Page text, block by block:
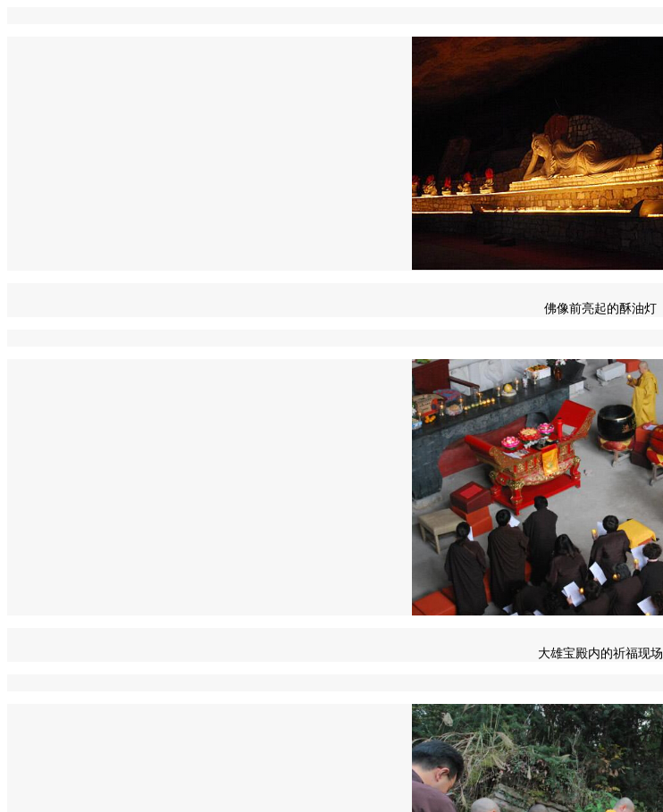
佛像前亮起的酥油灯
大雄宝殿内的祈福现场